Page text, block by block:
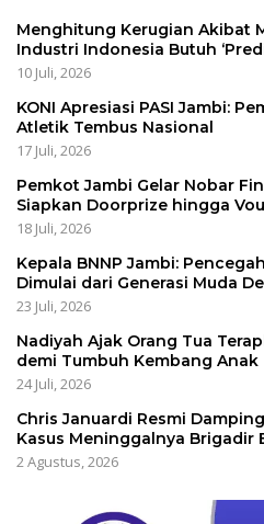
Menghitung Kerugian Akibat
Industri Indonesia Butuh
10 Juli, 2026
KONI Apresiasi PASI Jambi:
Atletik Tembus Nasional
17 Juli, 2026
Pemkot Jambi Gelar Nobar
Siapkan Doorprize hingga
18 Juli, 2026
Kepala BNNP Jambi:
Dimulai dari Generasi Muda
23 Juli, 2026
Nadiyah Ajak Orang Tua
demi Tumbuh Kembang Anak
24 Juli, 2026
Chris Januardi Resmi
Kasus Meninggalnya Brigadir
2 Agustus, 2026